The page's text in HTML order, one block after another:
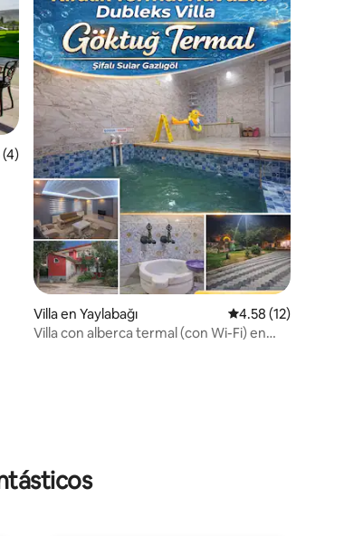
promedio: 5 de 5; 4 evaluaciones
(4)
Villa en Yaylabağı Calificación
4.58 (12)
Villa con alberca termal (con Wi-Fi) en